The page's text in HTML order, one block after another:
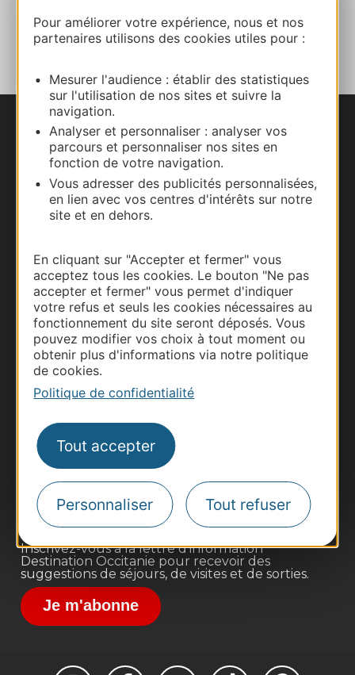
Pour améliorer votre expérience, nous et nos
partenaires utilisons des cookies utiles pour :
Mesurer l'audience : établir des statistiques
sur l'utilisation de nos sites et suivre la
navigation.
Analyser et personnaliser : analyser vos
parcours et personnaliser nos sites en
fonction de votre navigation.
Vous adresser des publicités personnalisées,
en lien avec vos centres d'intérêts sur notre
site et en dehors.
En cliquant sur "Accepter et fermer" vous
acceptez tous les cookies. Le bouton "Ne pas
accepter et fermer" vous permet d'indiquer
votre refus et seuls les cookies nécessaires au
fonctionnement du site seront déposés. Vous
pouvez modifier vos choix à tout moment ou
obtenir plus d'informations via notre politique
de cookies.
Politique de confidentialité
Tout accepter
Personnaliser Tout refuser
AJOUTER
AU CARNET
Nous contacter
Carte interactive
Documentation
Thermalisme
Business/Mice
Pros d'Occitanie
Site presse et d'influence
Voyagistes
Destination Sport
Inscrivez-vous à la lettre d'information
Destination Occitanie pour recevoir des
suggestions de séjours, de visites et de sorties.
Je m'abonne